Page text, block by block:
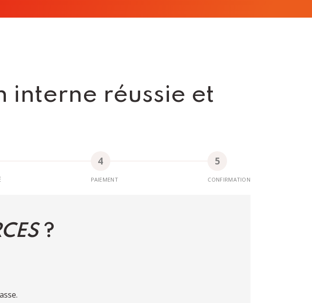
interne réussie et
PAIEMENT CONFIRMATION
?